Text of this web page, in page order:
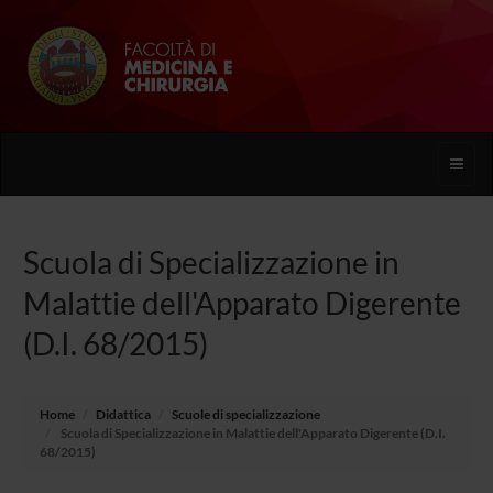
Toggle
Scuola di Specializzazione in
Malattie dell'Apparato Digerente
(D.I. 68/2015)
Home Didattica
Scuole di specializzazione
Scuola di Specializzazione in Malattie dell'Apparato Digerente (D.I.
68/2015)